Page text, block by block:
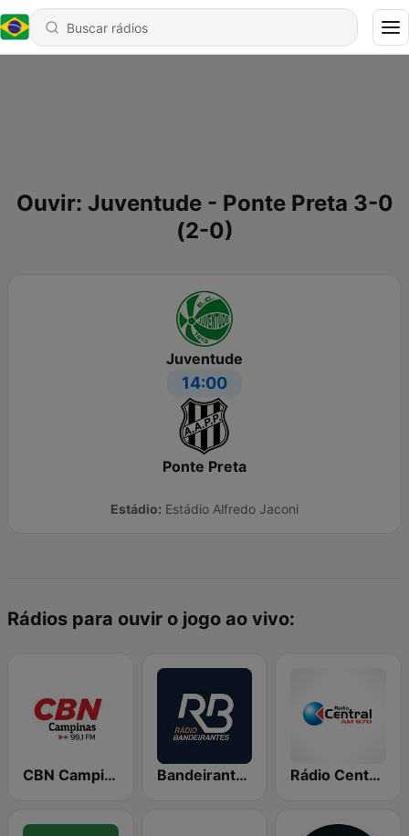
Ouvir: Juventude - Ponte Preta 3-0
(2-0)
Juventude
14:00
Ponte Preta
Estádio: Estádio Alfredo Jaconi
Rádios para ouvir o jogo ao vivo:
CBN Campinas Bandeirantes Campinas Rádio Central 870 AM